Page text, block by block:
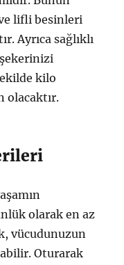
lifli besinleri
Ayrıca sağlıklı
kilo
olacaktır.
olarak en az
vücudunuzun
Oturarak